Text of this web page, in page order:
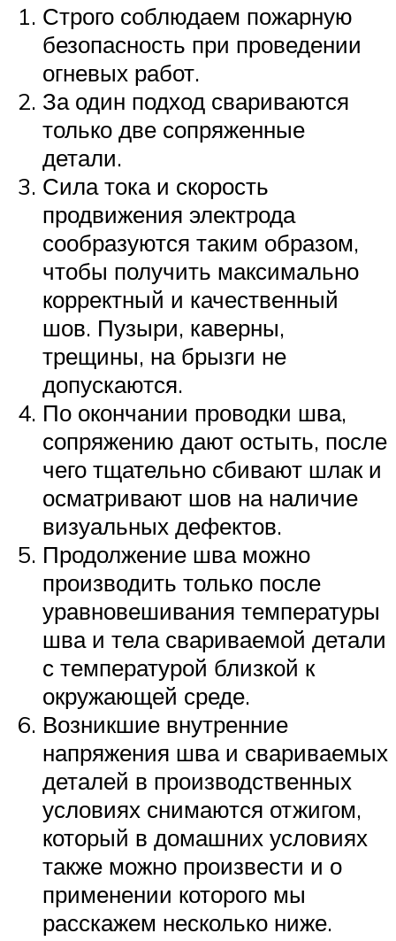
Строго соблюдаем пожарную
безопасность при проведении
огневых работ.
За один подход свариваются
только две сопряженные
детали.
Сила тока и скорость
продвижения электрода
сообразуются таким образом,
чтобы получить максимально
корректный и качественный
шов. Пузыри, каверны,
трещины, на брызги не
допускаются.
По окончании проводки шва,
сопряжению дают остыть, после
чего тщательно сбивают шлак и
осматривают шов на наличие
визуальных дефектов.
Продолжение шва можно
производить только после
уравновешивания температуры
шва и тела свариваемой детали
с температурой близкой к
окружающей среде.
Возникшие внутренние
напряжения шва и свариваемых
деталей в производственных
условиях снимаются отжигом,
который в домашних условиях
также можно произвести и о
применении которого мы
расскажем несколько ниже.